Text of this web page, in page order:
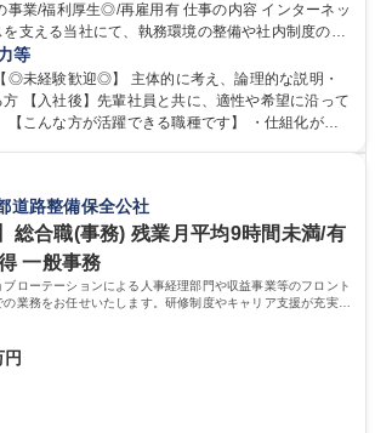
生◎/再雇用有 仕事の内容 インターネッ
を支える当社にて、執務環境の整備や社内制度の検
幅広い業務を担当し、間接的に会社の生産性向上
ーが安心して長く成果を
ために、毎日のメンテナンスや維持管理に加え、
に行っていただき、会社全体を巻き込み課題解決
で、多様なキャリアパスを描くことも可能です。
験歓迎◎/リモート可/世界で唯一の事業/福利厚生◎/
等
◎未経験歓迎◎】 主体的に考え、論理的な説明・
【入社後】先輩社員と共に、適性や希望に沿って
に興味関心がある 【魅力】■自己啓発支援：資格
の80%（年間25万円まで）を補助 ■住宅手当：家
格 学歴：大学院 大学 語学
道路整備保全公社
総合職(事務) 残業月平均9時間未満/有
一般事務
ローテーションによる人事経理部門や収益事業等のフロント
業務をお任せいたします。研修制度やキャリア支援が充実し
細